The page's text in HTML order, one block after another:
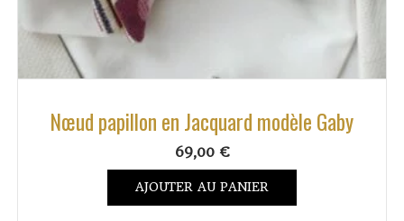
Nœud papillon en Jacquard modèle Gaby
69,00 €
AJOUTER AU PANIER